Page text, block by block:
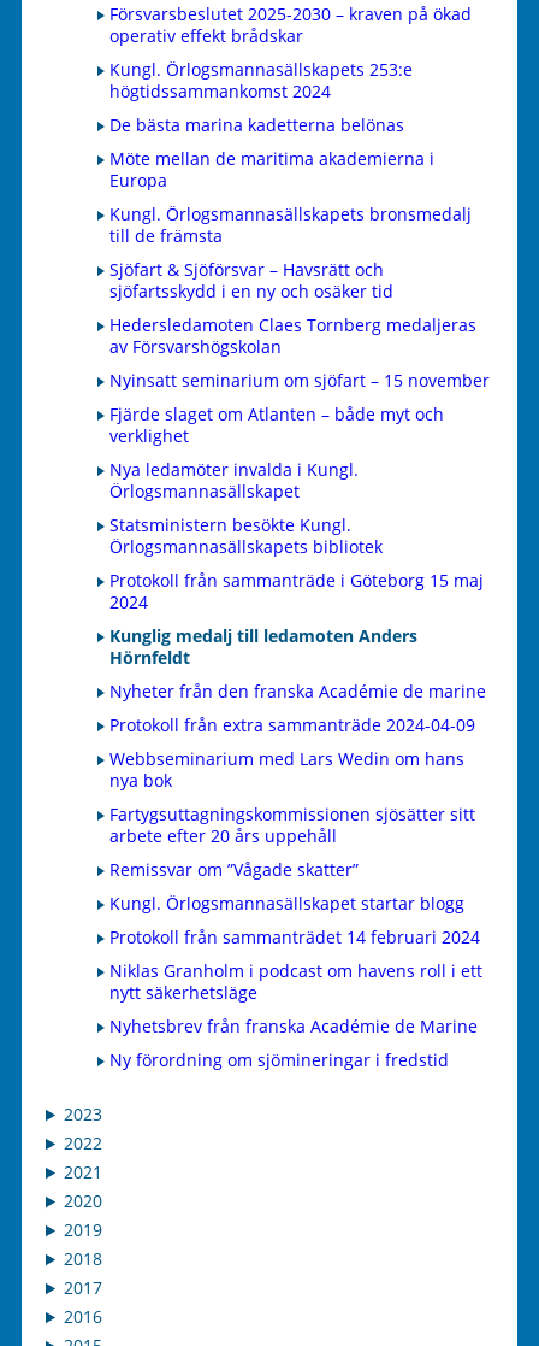
Försvarsbeslutet 2025-2030 – kraven på ökad
operativ effekt brådskar
Kungl. Örlogsmannasällskapets 253:e
högtidssammankomst 2024
De bästa marina kadetterna belönas
Möte mellan de maritima akademierna i
Europa
Kungl. Örlogsmannasällskapets bronsmedalj
till de främsta
Sjöfart & Sjöförsvar – Havsrätt och
sjöfartsskydd i en ny och osäker tid
Hedersledamoten Claes Tornberg medaljeras
av Försvarshögskolan
Nyinsatt seminarium om sjöfart – 15 november
Fjärde slaget om Atlanten – både myt och
verklighet
Nya ledamöter invalda i Kungl.
Örlogsmannasällskapet
Statsministern besökte Kungl.
Örlogsmannasällskapets bibliotek
Protokoll från sammanträde i Göteborg 15 maj
2024
Kunglig medalj till ledamoten Anders
Hörnfeldt
Nyheter från den franska Académie de marine
Protokoll från extra sammanträde 2024-04-09
Webbseminarium med Lars Wedin om hans
nya bok
Fartygsuttagningskommissionen sjösätter sitt
arbete efter 20 års uppehåll
Remissvar om ”Vågade skatter”
Kungl. Örlogsmannasällskapet startar blogg
Protokoll från sammanträdet 14 februari 2024
Niklas Granholm i podcast om havens roll i ett
nytt säkerhetsläge
Nyhetsbrev från franska Académie de Marine
Ny förordning om sjömineringar i fredstid
2023
2022
2021
2020
2019
2018
2017
2016